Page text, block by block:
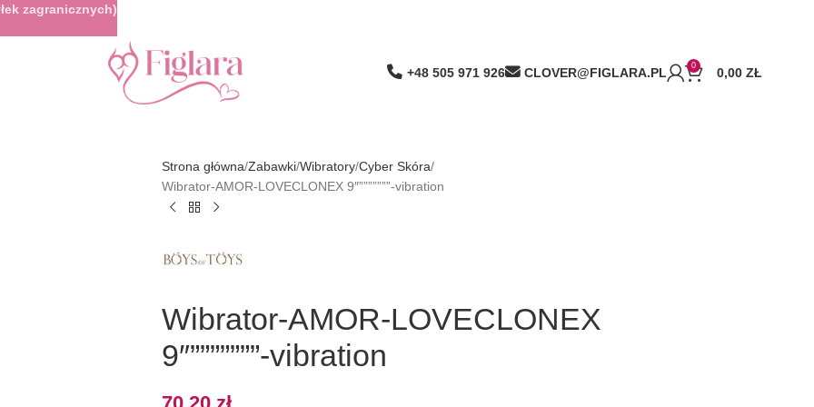
+48 505 971 926 CLOVER@FIGLARA.PL 0 0,00 ZŁ
Strona główna Zabawki Wibratory Cyber Skóra
Wibrator-AMOR-LOVECLONEX 9″”””””””-vibration
Wibrator-AMOR-LOVECLONEX
9″”””””””-vibration
zagranicznych)